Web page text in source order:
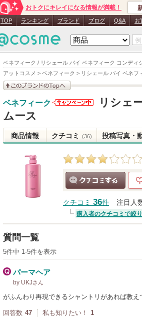
ベネフィーク / リシェール バイ ベネフィーク コンディ
アットコスメ > ベネフィーク > リシェール バイ ベネフ
おトクにキレイになる情報が満載！
TOP ランキング ブランド ブログ Q&A お
見る
ベネフィーク
知らせがあ
ります
リシェ
ムース
商品情報 クチコミ (36) 投稿写真・
クチコミ 36件 注目人
購入者のクチコミで絞
質問一覧
5件中 1-5件を表示
パーマヘア
by UKJさん
がふんわり再現できるシャントリがあれば教え
回答数 47 私も知りたい！ 1